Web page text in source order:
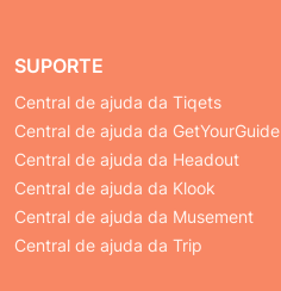
SUPORTE
Central de ajuda da Tiqets
Central de ajuda da GetYourGuide
Central de ajuda da Headout
Central de ajuda da Klook
Central de ajuda da Musement
Central de ajuda da Trip